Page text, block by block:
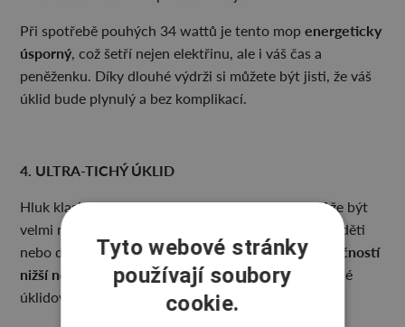
Při spotřebě pouhých 34 wattů je tento mopenergeticky
úsporný, což šetří nejen elektřinu, ale i váš čas a
peněženku. Díky dlouhé výdrži si můžete být jisti, že váš
úklid bude plynulý a bez komplikací.
4. ULTRA-TICHÝ ÚKLID
Hluk klasických vysavačů nebo parních mopů může být
velmi nepříjemný – zvláště pokud máte doma malé děti
nebo domácí mazlíčky.Tento vysavač pracuje s hlučností
nižší než 60 decibelů, což je výrazně méně než běžné
úklidové přístroje.
Tyto webové stránky
používají soubory
cookie.